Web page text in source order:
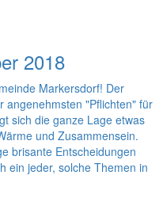
2018
Markersdorf! Der
angenehmsten "Pflichten" für
sich die ganze Lage etwas
und Zusammensein.
brisante Entscheidungen
ein jeder, solche Themen in